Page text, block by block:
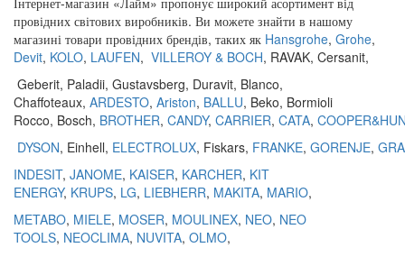
провідних світових виробників. Ви можете знайти в нашому
магазині товари провідних брендів, таких як Hansgrohe, Grohe,
Devit, KOLO, LAUFEN, VILLEROY & BOCH, RAVAK, Cersanit,
Geberit, Paladii, Gustavsberg, Duravit, Blanco,
Chaffoteaux, ARDESTO, Ariston, BALLU, Beko, Bormioli
Rocco, Bosch, BROTHER, CANDY, CARRIER, CATA,
DYSON, Einhell, ELECTROLUX, Fiskars, FRANKE, GORENJE,
INDESIT, JANOME, KAISER, KARCHER, KIT
ENERGY, KRUPS, LG, LIEBHERR, MAKITA, MARIO,
METABO, MIELE, MOSER, MOULINEX, NEO, NEO
TOOLS, NEOCLIMA, NUVITA, OLMO,